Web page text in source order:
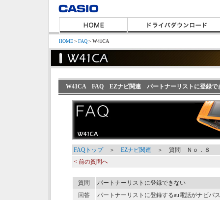
HOME＞FAQ＞W41CA
W41CA FAQ EZナビ関連 パートナーリストに登録で
FAQトップ＞ EZナビ関連 ＞ 質問 Ｎｏ．８
< 前の質問へ
質問
パートナーリストに登録できない
回答
パートナーリストに登録するau電話がナビパ